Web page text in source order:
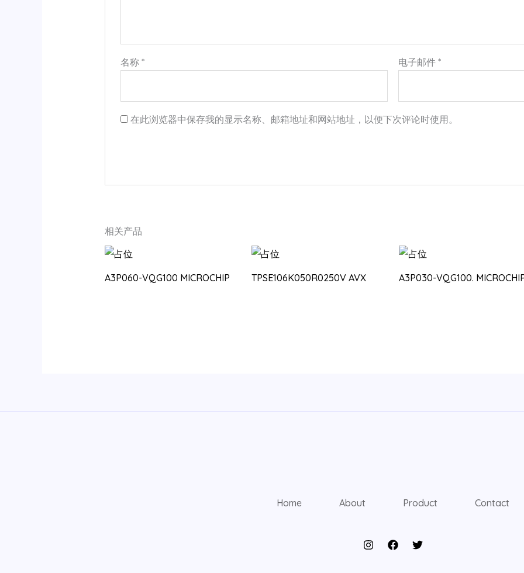
名称* 电子邮件*
在此浏览器中保存我的显示名称、邮箱地址和网站地址，以便下次评论时使用。
相关产品
A3P060-VQG100 MICROCHIP TPSE106K050R0250V AVX A3P030-VQG100.
Home About Product Contact